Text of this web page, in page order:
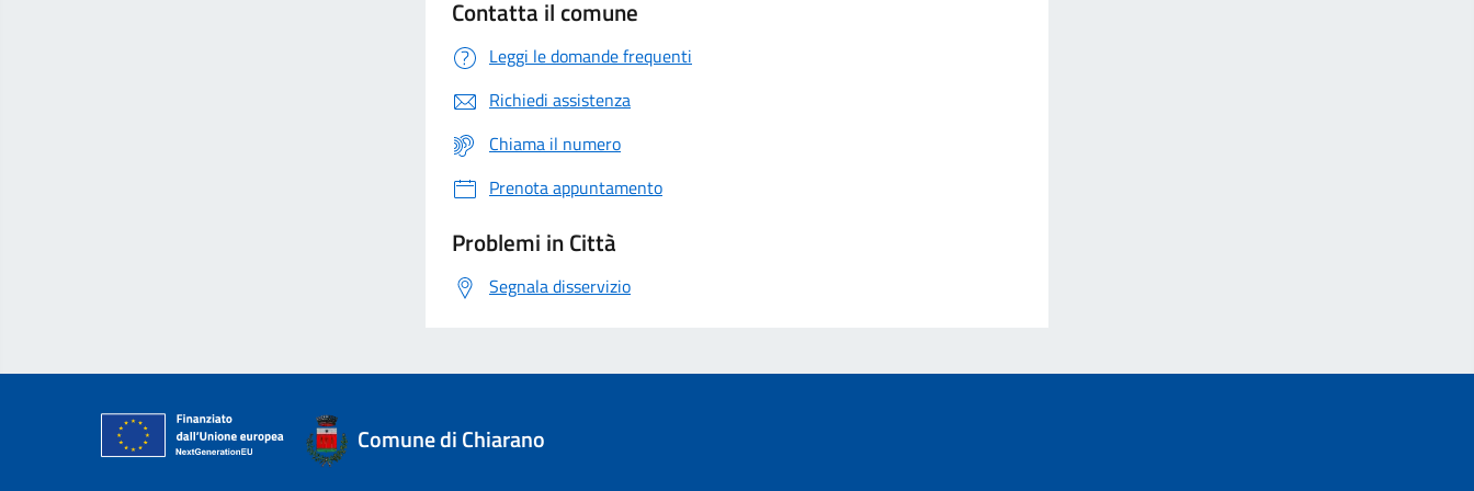
Contatta il comune
Leggi le domande frequenti
Richiedi assistenza
Chiama il numero
Prenota appuntamento
Problemi in Città
Segnala disservizio
Comune di Chiarano